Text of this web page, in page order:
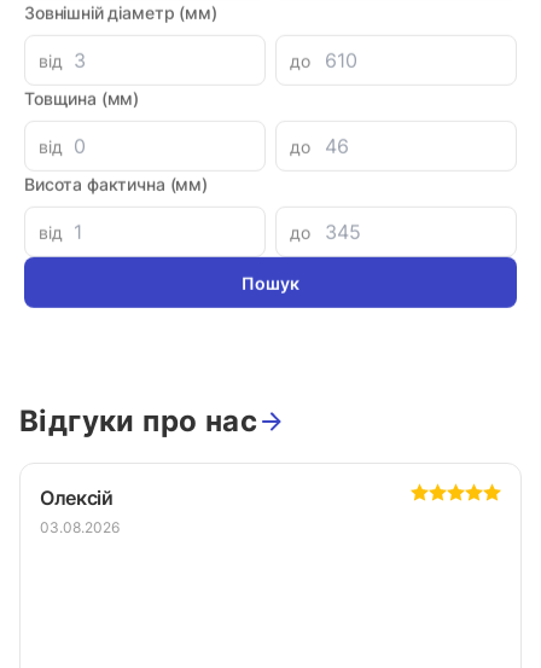
Зовнішній діаметр (мм)
від
до
Товщина (мм)
від
до
Висота фактична (мм)
від до
Параметри
Виробник
Відгуки про нас
Олексій
03.08.2026